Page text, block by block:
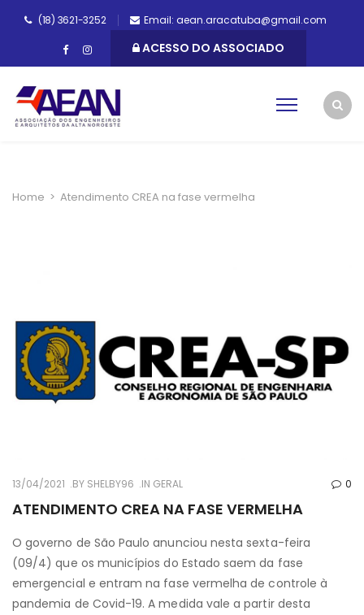
(18) 3621-3252 Email: aean.aracatuba@gmail.com
ACESSO DO ASSOCIADO
Home > Atendimento CREA na fase vermelha
13/04/2021 BY SHELBY96 IN GERAL 0
ATENDIMENTO CREA NA FASE VERMELHA
O governo de São Paulo anunciou nesta sexta-feira
(09/4) que os municípios do Estado saem da fase
emergencial e entram na fase vermelha de controle à
pandemia de Covid-19. A medida vale a partir desta